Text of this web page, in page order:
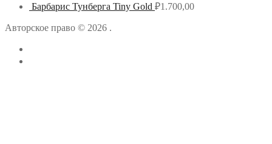
Барбарис Тунберга Tiny Gold ₽1.700,00
Авторское право © 2026 .